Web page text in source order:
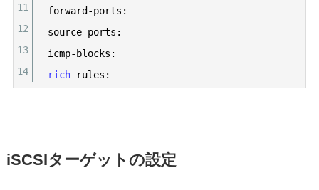
11
12
13
14
forward -ports :
source-ports :
icmp- blocks :
rich
rules :
iSCSIターゲットの設定